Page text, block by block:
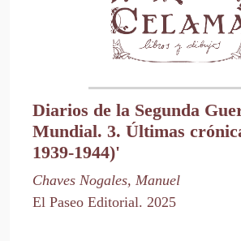
Diarios de la Segunda
Mundial. 3. Últimas
1939-1944)'
Chaves Nogales, Manuel
El Paseo Editorial. 2025